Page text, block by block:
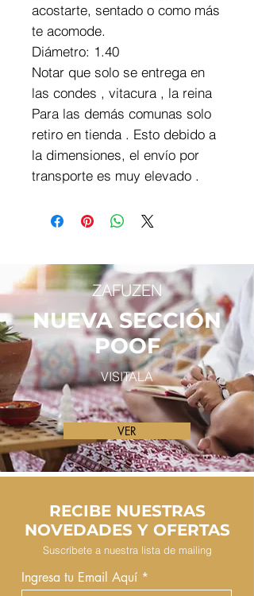
acostarte, sentado o como más
te acomode.
Diámetro: 1.40
Notar que solo se entrega en
las condes , vitacura , la reina
Para las demás comunas solo
retiro en tienda . Esto debido a
la dimensiones, el envío por
transporte es muy elevado .
ZAFUZEN
NUEVA SECCIÓN
POOF
VISITALA
VER
RECIBE NUESTRAS
NOVEDADES Y OFERTAS
Suscríbete a nuestra lista de mailing
Ingresa tu Email Aquí